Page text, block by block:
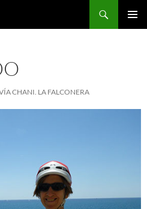
CHANI. LA FALCONERA